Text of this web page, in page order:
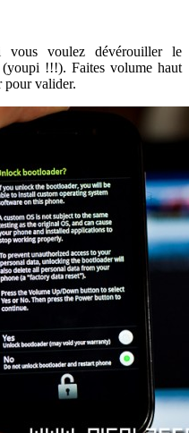
voulez dévérouiller le
!!!). Faites volume haut
valider.